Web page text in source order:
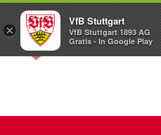
×
VfB Stuttgart
VfB Stuttgart 1893 AG
Gratis - In Google Play